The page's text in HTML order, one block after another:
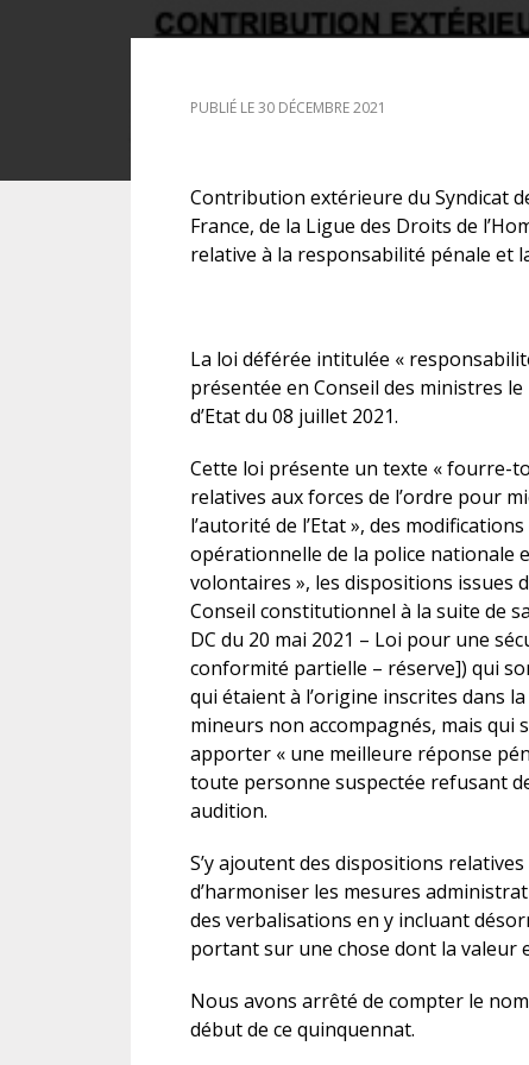
DROIT DES MINEURS
DROIT INTERNATIONAL
PUBLIÉ LE 30 DÉCEMBRE 2021
Contribution extérieure du Syndicat
France, de la Ligue des Droits de
relative à la responsabilité pénale et
La loi déférée intitulée «
présentée en Conseil des ministres le
d’Etat du 08 juillet 2021.
Cette loi présente un texte « fourre-
relatives aux forces de l’ordre pour
l’autorité de l’Etat », des
opérationnelle de la police nationale
volontaires », les dispositions issues
Conseil constitutionnel à la suite de
DC du 20 mai 2021 – Loi pour une
conformité partielle – réserve]) qui
qui étaient à l’origine inscrites dans
mineurs non accompagnés, mais qui
apporter « une meilleure réponse
toute personne suspectée refusant
audition.
S’y ajoutent des dispositions
d’harmoniser les mesures
des verbalisations en y incluant
portant sur une chose dont la valeur
Nous avons arrêté de compter le
début de ce quinquennat.